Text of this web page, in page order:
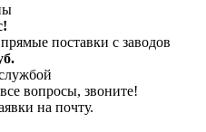
поставки с заводов
вопросы, звоните!
на почту.